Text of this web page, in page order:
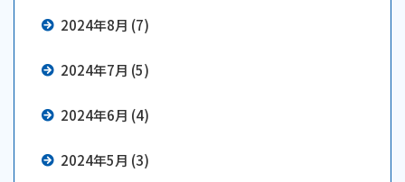
2024年8月 (7)
2024年7月 (5)
2024年6月 (4)
2024年5月 (3)